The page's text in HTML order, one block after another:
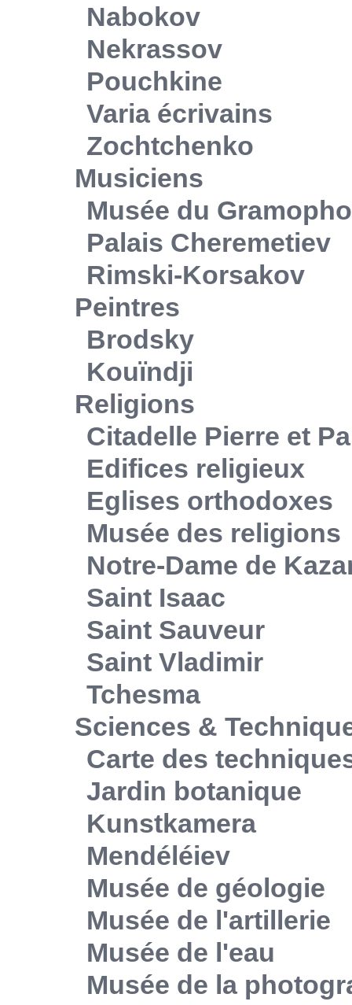
Nabokov
Nekrassov
Pouchkine
Varia écrivains
Zochtchenko
Musiciens
Musée du
Palais Cheremetiev
Rimski-Korsakov
Peintres
Brodsky
Kouïndji
Religions
Citadelle Pierre et
Edifices religieux
Eglises orthodoxes
Musée des religions
Notre-Dame de
Saint Isaac
Saint Sauveur
Saint Vladimir
Tchesma
Sciences &
Carte des
Jardin botanique
Kunstkamera
Mendéléiev
Musée de géologie
Musée de l'artillerie
Musée de l'eau
Musée de la